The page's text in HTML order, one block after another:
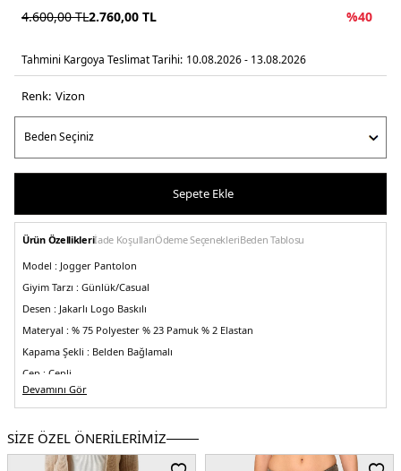
4.600,00TL2.760,00 TL %40
Tahmini Kargoya Teslimat Tarihi: 10.08.2026 - 13.08.2026
Renk: vi̇zon
Sepete Ekle
Ürün Özellikleriİade KoşullarıÖdeme SeçenekleriBeden Tablosu
Model : Jogger Pantolon
Giyim Tarzı : Günlük/Casual
Desen : Jakarlı Logo Baskılı
Materyal : % 75 Polyester % 23 Pamuk % 2 Elastan
Kapama Şekli : Belden Bağlamalı
Cep : Cepli
Kalıp Bilgisi :Relaxed Fit
Paça Tipi :
Geniş Paça
Menşei :Çin
Devamını Gör
SİZE ÖZEL ÖNERİLERİMİZ